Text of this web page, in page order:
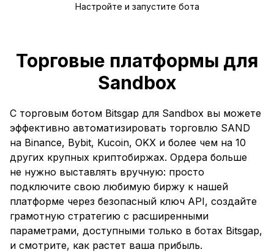
Настройте и запустите бота
Торговые платформы для
Sandbox
С торговым ботом Bitsgap для Sandbox вы можете
эффективно автоматизировать торговлю SAND
на Binance, Bybit, Kucoin, OKX и более чем на 10
других крупных криптобиржах. Ордера больше
не нужно выставлять вручную: просто
подключите свою любимую биржу к нашей
платформе через безопасный ключ API, создайте
грамотную стратегию с расширенными
параметрами, доступными только в ботах Bitsgap,
и смотрите, как растет ваша прибыль.